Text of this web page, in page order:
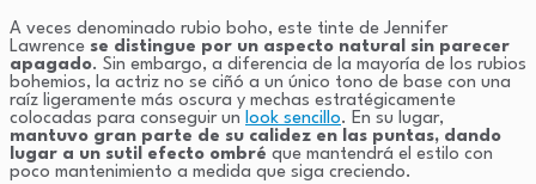
A veces denominado rubio boho, este tinte de Jennifer
Lawrence se distingue por un aspecto natural sin parecer
apagado. Sin embargo, a diferencia de la mayoría de los rubios
bohemios, la actriz no se ciñó a un único tono de base con una
raíz ligeramente más oscura y mechas estratégicamente
colocadas para conseguir un look sencillo. En su lugar,
mantuvo gran parte de su calidez en las puntas, dando
lugar a un sutil efecto ombré que mantendrá el estilo con
poco mantenimiento a medida que siga creciendo.